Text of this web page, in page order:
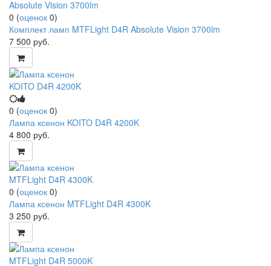
0 (оценок 0)
Комплект ламп MTFLight D4R Absolute Vision 3700lm
7 500 руб.
0 (оценок 0)
Лампа ксенон KOITO D4R 4200K
4 800 руб.
0 (оценок 0)
Лампа ксенон MTFLight D4R 4300K
3 250 руб.